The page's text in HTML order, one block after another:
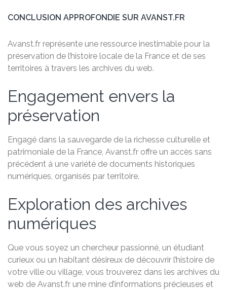
CONCLUSION APPROFONDIE SUR AVANST.FR
Avanst.fr représente une ressource inestimable pour la
préservation de l’histoire locale de la France et de ses
territoires à travers les archives du web.
Engagement envers la
préservation
Engagé dans la sauvegarde de la richesse culturelle et
patrimoniale de la France, Avanst.fr offre un accès sans
précédent à une variété de documents historiques
numériques, organisés par territoire.
Exploration des archives
numériques
Que vous soyez un chercheur passionné, un étudiant
curieux ou un habitant désireux de découvrir l’histoire de
votre ville ou village, vous trouverez dans les archives du
web de Avanst.fr une mine d’informations précieuses et